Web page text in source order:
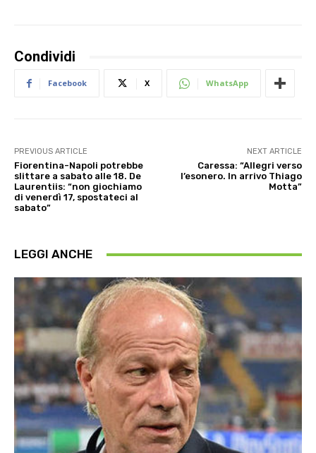
Condividi
Facebook X WhatsApp
PREVIOUS ARTICLE
Fiorentina-Napoli potrebbe
slittare a sabato alle 18. De
Laurentiis: “non giochiamo
di venerdì 17, spostateci al
sabato”
NEXT ARTICLE
Caressa: “Allegri verso
l’esonero. In arrivo Thiago
Motta”
LEGGI ANCHE